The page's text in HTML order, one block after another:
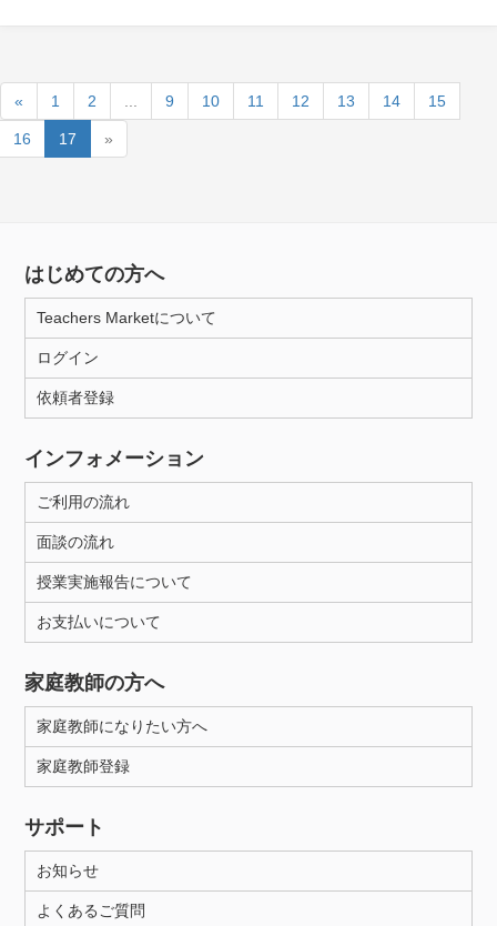
« 1 2 9 10 11 12 13 14 15
16 17 »
はじめての方へ
Teachers Marketについて
ログイン
依頼者登録
インフォメーション
ご利用の流れ
面談の流れ
授業実施報告について
お支払いについて
家庭教師の方へ
家庭教師になりたい方へ
家庭教師登録
サポート
お知らせ
よくあるご質問